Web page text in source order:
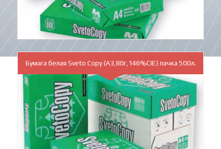
Бумага белая Sveto Copy (A3,80г,146%CIE) пачка 500л.